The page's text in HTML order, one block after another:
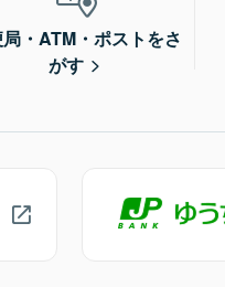
・ATM・ポストをさ
がす